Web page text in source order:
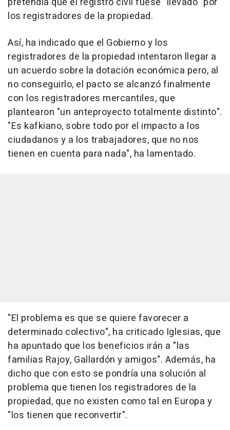
los registradores de la propiedad.
Así, ha indicado que el Gobierno y los
registradores de la propiedad intentaron llegar a
un acuerdo sobre la dotación económica pero, al
no conseguirlo, el pacto se alcanzó finalmente
con los registradores mercantiles, que
plantearon "un anteproyecto totalmente distinto".
"Es kafkiano, sobre todo por el impacto a los
ciudadanos y a los trabajadores, que no nos
tienen en cuenta para nada", ha lamentado.
"El problema es que se quiere favorecer a
determinado colectivo", ha criticado Iglesias, que
ha apuntado que los beneficios irán a "las
familias Rajoy, Gallardón y amigos". Además, ha
dicho que con esto se pondría una solución al
problema que tienen los registradores de la
propiedad, que no existen como tal en Europa y
"los tienen que reconvertir".